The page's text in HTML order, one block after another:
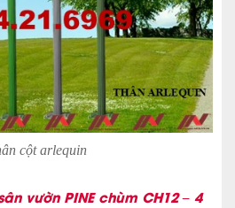
cột arlequin
vườn PINE chùm CH12 – 4